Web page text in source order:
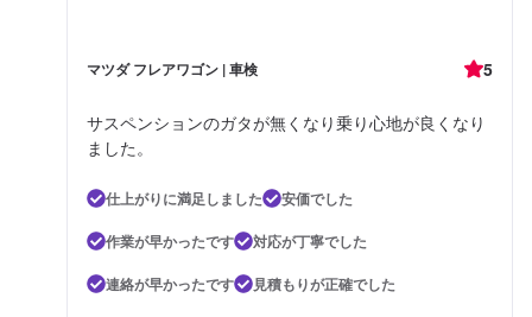
マツダ フレアワゴン | 車検 5
サスペンションのガタが無くなり乗り心地が良くなり
ました。
仕上がりに満足しました
安価でした
作業が早かったです
対応が丁寧でした
連絡が早かったです
見積もりが正確でした